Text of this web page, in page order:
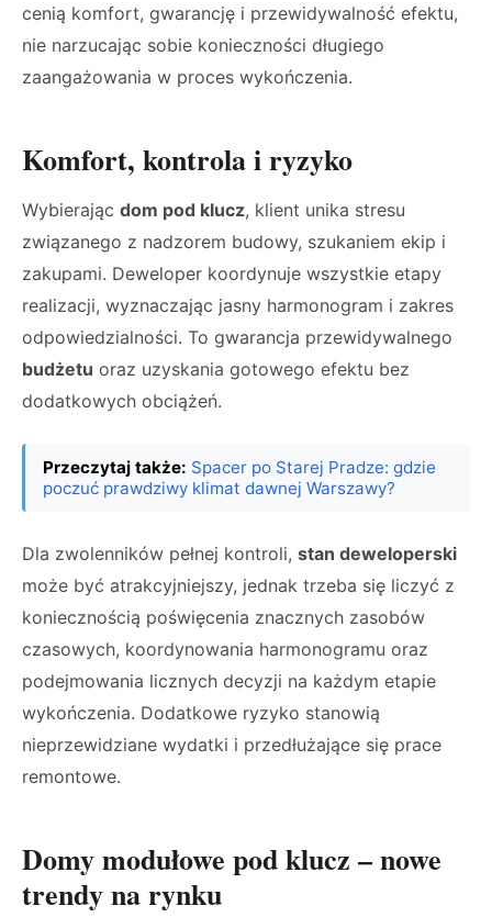
cenią komfort, gwarancję i przewidywalność efektu,
nie narzucając sobie konieczności długiego
zaangażowania w proces wykończenia.
Komfort, kontrola i ryzyko
Wybierając dom pod klucz, klient unika stresu
związanego z nadzorem budowy, szukaniem ekip i
zakupami. Deweloper koordynuje wszystkie etapy
realizacji, wyznaczając jasny harmonogram i zakres
odpowiedzialności. To gwarancja przewidywalnego
budżetu oraz uzyskania gotowego efektu bez
dodatkowych obciążeń.
Przeczytaj także: Spacer po Starej Pradze: gdzie
poczuć prawdziwy klimat dawnej Warszawy?
Dla zwolenników pełnej kontroli, stan deweloperski
może być atrakcyjniejszy, jednak trzeba się liczyć z
koniecznością poświęcenia znacznych zasobów
czasowych, koordynowania harmonogramu oraz
podejmowania licznych decyzji na każdym etapie
wykończenia. Dodatkowe ryzyko stanowią
nieprzewidziane wydatki i przedłużające się prace
remontowe.
Domy modułowe pod klucz – nowe
trendy na rynku